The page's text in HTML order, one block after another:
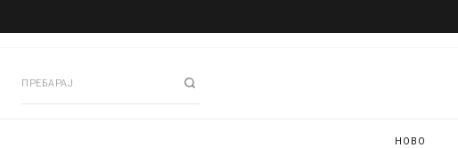
НОВО